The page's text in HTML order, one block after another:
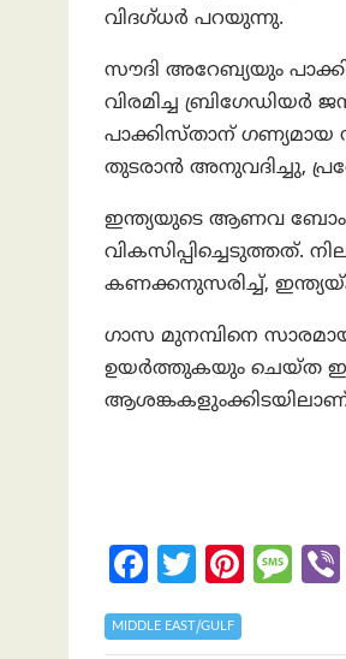
വിദഗ്ധർ പറയുന്നു.
സൗദി അറേബ്യയും
വിരമിച്ച
പാക്കിസ്താന് ഗണ്യമായ
തുടരാൻ അനുവദിച്ചു,
ഇന്ത്യയുടെ ആണവ
വികസിപ്പിച്ചെടുത്തത്.
കണക്കനുസരിച്ച്,
ഗാസ മുനമ്പിനെ
ഉയർത്തുകയും ചെയ്ത
Fa
ce
b
T
w
itt
Pi M
MIDDLE EAST/GULF